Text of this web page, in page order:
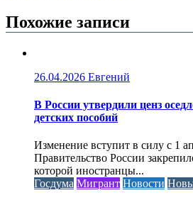
Похожие записи
26.04.2026 Евгений
В России утвердили ценз
детских пособий
Изменение вступит в силу с 1
Правительство России
которой иностранцы...
Госдума Мигрант Новости